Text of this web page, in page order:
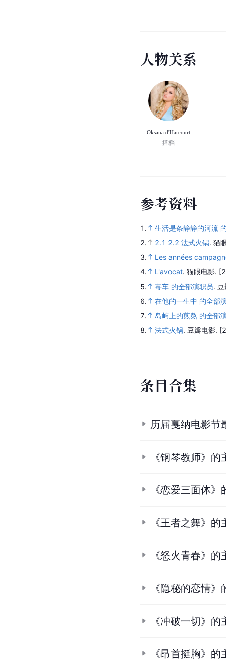
人物关系
Oksana d'Harcourt
搭档
参考资料
1.
生活是条静静的河流
2.
2.1 2.2 法式火锅. 猫
3.
Les années
4.
L'avocat. 猫眼电影.
5.
毒车 的全部演职员.
6.
在他的一生中 的全部
7.
岛屿上的煎熬 的全部
8.
法式火锅. 豆瓣电影.
条目合集
历届戛纳电影节
《钢琴教师》的
《恋爱三面体
《王者之舞》的
《怒火青春》的
《隐秘的恋情
《冲破一切》的
《昂首挺胸》的